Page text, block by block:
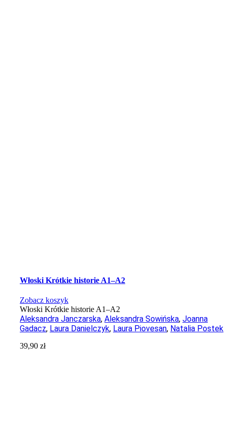
Włoski Krótkie historie A1–A2
Zobacz koszyk
Włoski Krótkie historie A1–A2
Aleksandra Janczarska,Aleksandra Sowińska,Joanna
Gadacz, Laura Danielczyk, Laura Piovesan, Natalia Postek
39,90zł